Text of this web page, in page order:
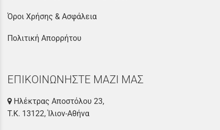
Όροι Χρήσης & Ασφάλεια
Πολιτική Απορρήτου
ΕΠΙΚΟΙΝΩΝΗΣΤΕ ΜΑΖΙ ΜΑΣ
Ηλέκτρας Αποστόλου 23,
Τ.Κ. 13122, Ίλιον-Αθήνα